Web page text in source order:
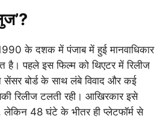
के दशक में पंजाब में हुई मानवाधिकार
है। पहले इस फिल्म को थिएटर में रिलीज
बोर्ड के साथ लंबे विवाद और कई
रिलीज टलती रही। आखिरकार इसे
लेकिन 48 घंटे के भीतर ही प्लेटफॉर्म से